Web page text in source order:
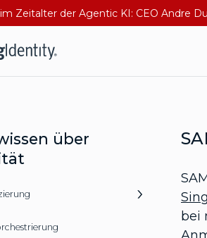
Zeitalter der Agentic KI: CEO Andre
über
bei